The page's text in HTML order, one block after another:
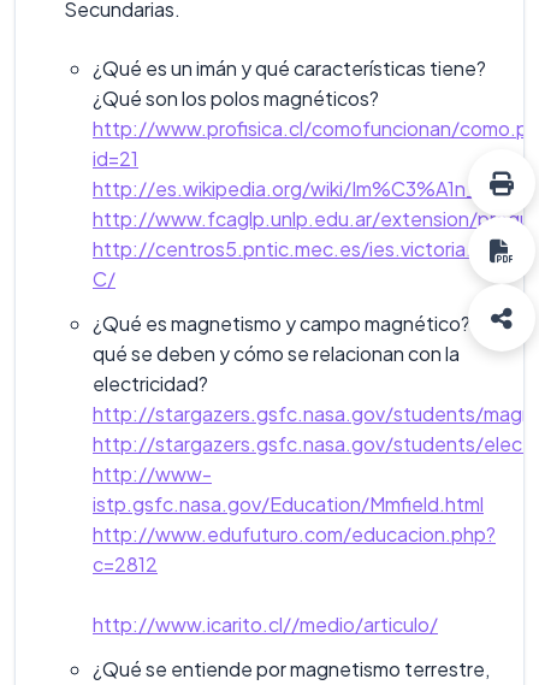
Secundarias.
¿Qué es un imán y qué características tiene?
¿Qué son los polos magnéticos?
http://www.profisica.cl/comofuncionan/
id=21
http://es.wikipedia.org/wiki/
http://www.fcaglp.unlp.edu.ar/extension/
http://centros5.pntic.mec.es/ies.victoria.kent/
C/
¿Qué es magnetismo y campo magnético? ¿A
qué se deben y cómo se relacionan con la
electricidad?
http://stargazers.gsfc.nasa.gov/students/
http://stargazers.gsfc.nasa.gov/students/
http://www-
istp.gsfc.nasa.gov/Education/Mmfield.html
http://www.edufuturo.com/educacion.php?
c=2812
http://www.icarito.cl//medio/articulo/
¿Qué se entiende por magnetismo terrestre,